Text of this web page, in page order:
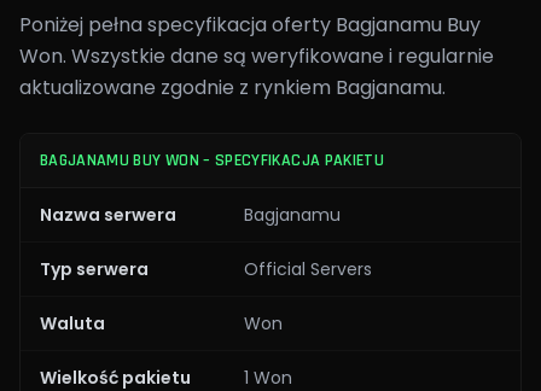
Poniżej pełna specyfikacja oferty Bagjanamu Buy
Won. Wszystkie dane są weryfikowane i regularnie
aktualizowane zgodnie z rynkiem Bagjanamu.
BAGJANAMU BUY WON – SPECYFIKACJA PAKIETU
Nazwa serwera Bagjanamu
Typ serwera Official Servers
Waluta Won
Wielkość pakietu 1 Won